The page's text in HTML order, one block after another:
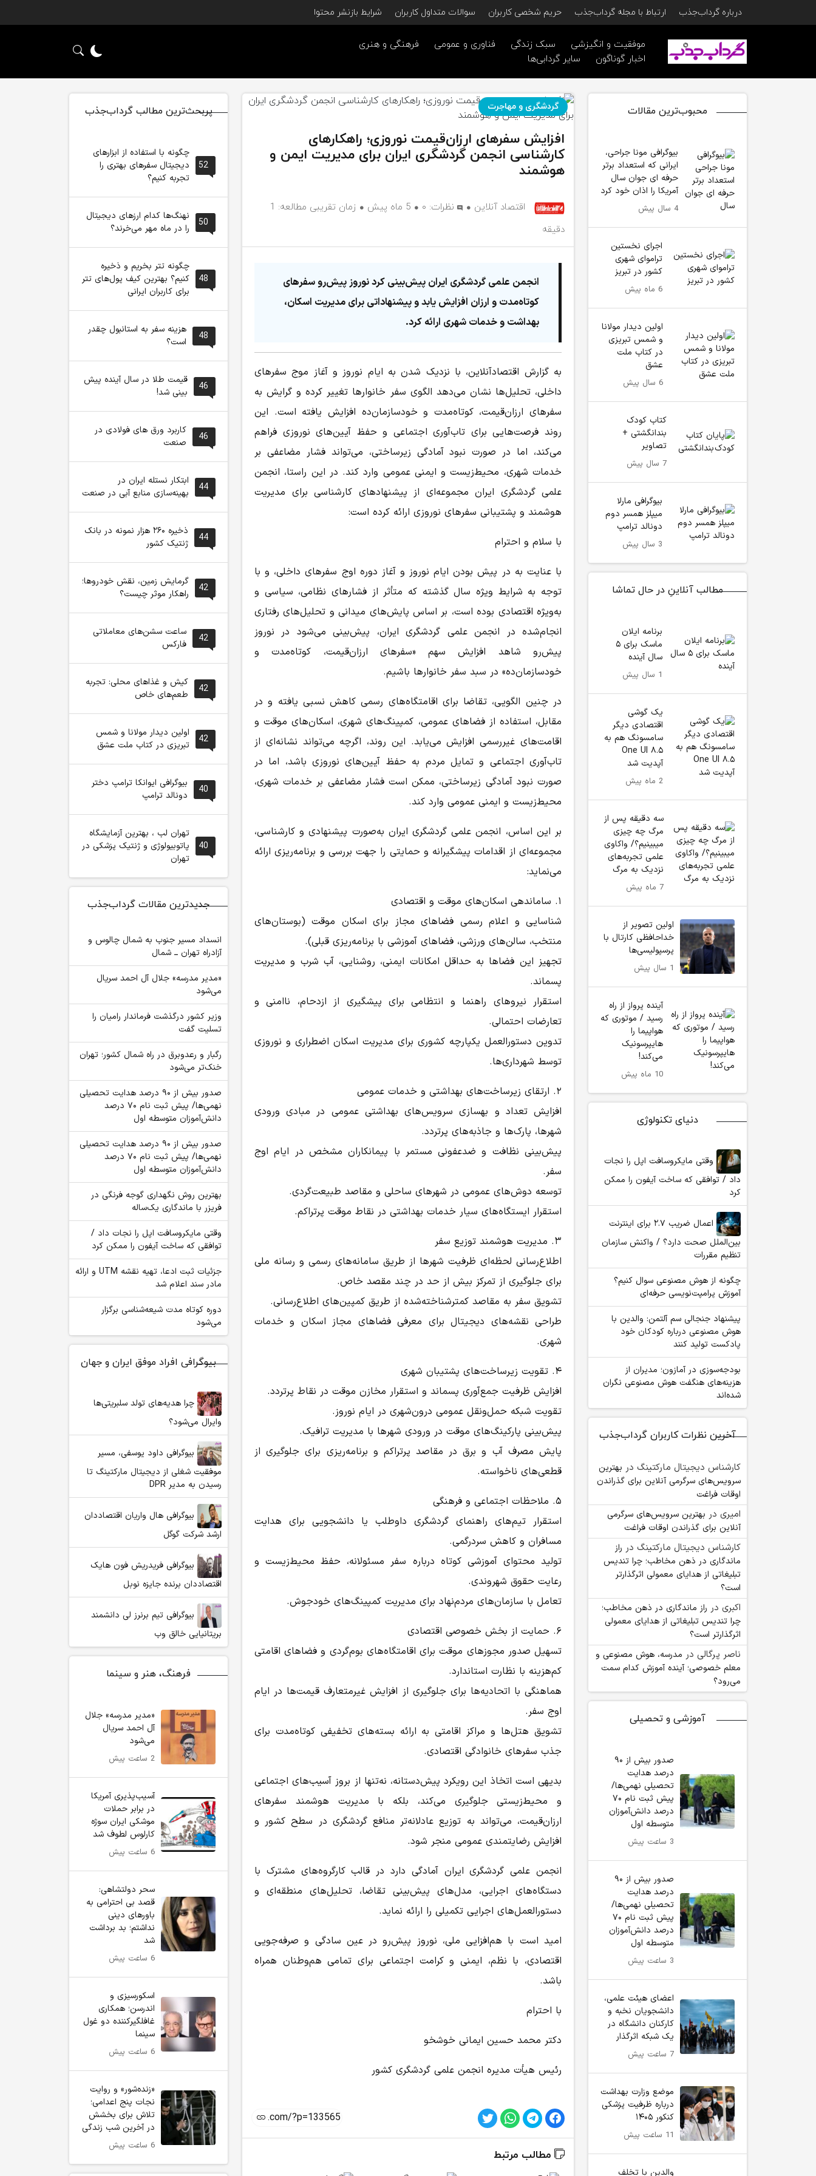
درباره گرداب‌جذب ارتباط با مجله گرداب‌جذب حریم شخصی کاربران سوالات متداول کاربران شرایط بازنشر محتوا
موفقیت و انگیزشی سبک زندگی فناوری و عمومی
فرهنگی و هنری
اخبار گوناگون
سایر گردابی‌ها
محبوب‌ترین مقالات
بیوگرافی مونا جراحی،
ایرانی که استعداد برتر
حرفه ای جوان سال
آمریکا را اذان خود کرد
4 سال پیش
اجرای نخستین
تراموای شهری
کشور در تبریز
6 ماه پیش
اولین دیدار مولانا
و شمس تبریزی
در کتاب ملت
عشق
6 سال پیش
کتاب کودک
بندانگشتی +
تصاویر
7 سال پیش
بیوگرافی مارلا
میپلز همسر دوم
دونالد ترامپ
3 سال پیش
مطالب آنلاینِ در حال تماشا
برنامه ایلان
ماسک برای ۵
سال آینده
1 سال پیش
یک گوشی
اقتصادی دیگر
سامسونگ هم به
One UI ۸.۵
آپدیت شد
2 ماه پیش
سه دقیقه پس از
مرگ چه چیزی
میبینیم؟/ واکاوی
علمی تجربه‌های
نزدیک به مرگ
7 ماه پیش
اولین تصویر از
خداحافظی کارتال با
پرسپولیسی‌ها
1 سال پیش
آینده پرواز از راه
رسید / موتوری که
هواپیما را
هایپرسونیک
می‌کند!
10 ماه پیش
دنیای تکنولوژی
وقتی مایکروسافت اپل را نجات
داد / توافقی که ساخت آیفون را ممکن
کرد
اعمال ضریب ۲.۷ برای اینترنت
بین‌الملل صحت دارد؟ / واکنش سازمان
تنظیم مقررات
چگونه از هوش مصنوعی سوال کنیم؟
آموزش پرامپت‌نویسی حرفه‌ای
پیشنهاد جنجالی سم آلتمن: والدین با
هوش مصنوعی درباره کودکان خود
پادکست تولید کنند
بودجه‌سوزی در آمازون؛ مدیران از
هزینه‌های هنگفت هوش مصنوعی نگران
شده‌اند
آخرین نظرات کاربران گرداب‌جذب
کارشناس دیجیتال مارکتینگ در بهترین
سرویس‌های سرگرمی آنلاین برای گذراندن
اوقات فراغت
امیری در بهترین سرویس‌های سرگرمی
آنلاین برای گذراندن اوقات فراغت
کارشناس دیجیتال مارکتینگ در راز
ماندگاری در ذهن مخاطب؛ چرا تندیس
تبلیغاتی از هدایای معمولی اثرگذارتر
است؟
اکبری در راز ماندگاری در ذهن مخاطب؛
چرا تندیس تبلیغاتی از هدایای معمولی
اثرگذارتر است؟
ناصر پرگالی در مدرسه، هوش مصنوعی و
معلم خصوصی؛ آینده آموزش کدام سمت
می‌رود؟
آموزشی و تحصیلی
صدور بیش از ۹۰
درصد هدایت
تحصیلی نهمی‌ها/
پیش ثبت نام ۷۰
درصد دانش‌آموزان
متوسطه اول
3 ساعت پیش
صدور بیش از ۹۰
درصد هدایت
تحصیلی نهمی‌ها/
پیش ثبت نام ۷۰
درصد دانش‌آموزان
متوسطه اول
3 ساعت پیش
اعضای هیئت علمی،
دانشجویان نخبه و
کارکنان دانشگاه در
یک شبکه‌ اثرگذار
7 ساعت پیش
موضع وزارت بهداشت
درباره ظرفیت پزشکی
کنکور ۱۴۰۵
11 ساعت پیش
والدین با تخلف
گردشگری و مهاجرت
افزایش سفرهای ارزان‌قیمت نوروزی؛ راهکارهای
کارشناسی انجمن گردشگری ایران برای مدیریت ایمن و
هوشمند
اقتصاد آنلاین نظرات: ۰ 5 ماه پیش
زمان تقریبی مطالعه: 1
دقیقه
انجمن علمی گردشگری ایران پیش‌بینی کرد نوروز پیش‌رو سفرهای
کوتاه‌مدت و ارزان افزایش یابد و پیشنهاداتی برای مدیریت اسکان،
بهداشت و خدمات شهری ارائه کرد.
به گزارش اقتصادآنلاین، با نزدیک شدن به ایام نوروز و آغاز موج سفرهای
داخلی، تحلیل‌ها نشان می‌دهد الگوی سفر خانوارها تغییر کرده و گرایش به
سفرهای ارزان‌قیمت، کوتاه‌مدت و خودسازمان‌ده افزایش یافته است. این
روند فرصت‌هایی برای تاب‌آوری اجتماعی و حفظ آیین‌های نوروزی فراهم
می‌کند، اما در صورت نبود آمادگی زیرساختی، می‌تواند فشار مضاعفی بر
خدمات شهری، محیط‌زیست و ایمنی عمومی وارد کند. در این راستا، انجمن
علمی گردشگری ایران مجموعه‌ای از پیشنهادهای کارشناسی برای مدیریت
هوشمند و پشتیبانی سفرهای نوروزی ارائه کرده است:
با سلام و احترام
با عنایت به در پیش بودن ایام نوروز و آغاز دوره اوج سفرهای داخلی، و با
توجه به شرایط ویژه سال گذشته که متأثر از فشارهای نظامی، سیاسی و
به‌ویژه اقتصادی بوده است، بر اساس پایش‌های میدانی و تحلیل‌های رفتاری
انجام‌شده در انجمن علمی گردشگری ایران، پیش‌بینی می‌شود در نوروز
پیش‌رو شاهد افزایش سهم «سفرهای ارزان‌قیمت، کوتاه‌مدت و
خودسازمان‌ده» در سبد سفر خانوارها باشیم.
در چنین الگویی، تقاضا برای اقامتگاه‌های رسمی کاهش نسبی یافته و در
مقابل، استفاده از فضاهای عمومی، کمپینگ‌های شهری، اسکان‌های موقت و
اقامت‌های غیررسمی افزایش می‌یابد. این روند، اگرچه می‌تواند نشانه‌ای از
تاب‌آوری اجتماعی و تمایل مردم به حفظ آیین‌های نوروزی باشد، اما در
صورت نبود آمادگی زیرساختی، ممکن است فشار مضاعفی بر خدمات شهری،
محیط‌زیست و ایمنی عمومی وارد کند.
بر این اساس، انجمن علمی گردشگری ایران به‌صورت پیشنهادی و کارشناسی،
مجموعه‌ای از اقدامات پیشگیرانه و حمایتی را جهت بررسی و برنامه‌ریزی ارائه
می‌نماید:
۱. ساماندهی اسکان‌های موقت و اقتصادی
شناسایی و اعلام رسمی فضاهای مجاز برای اسکان موقت (بوستان‌های
منتخب، سالن‌های ورزشی، فضاهای آموزشی با برنامه‌ریزی قبلی).
تجهیز این فضاها به حداقل امکانات ایمنی، روشنایی، آب شرب و مدیریت
پسماند.
استقرار نیروهای راهنما و انتظامی برای پیشگیری از ازدحام، ناامنی و
تعارضات احتمالی.
تدوین دستورالعمل یکپارچه کشوری برای مدیریت اسکان اضطراری و نوروزی
توسط شهرداری‌ها.
۲. ارتقای زیرساخت‌های بهداشتی و خدمات عمومی
افزایش تعداد و بهسازی سرویس‌های بهداشتی عمومی در مبادی ورودی
شهرها، پارک‌ها و جاذبه‌های پرتردد.
پیش‌بینی نظافت و ضدعفونی مستمر با پیمانکاران مشخص در ایام اوج
سفر.
توسعه دوش‌های عمومی در شهرهای ساحلی و مقاصد طبیعت‌گردی.
استقرار ایستگاه‌های سیار خدمات بهداشتی در نقاط موقت پرتراکم.
۳. مدیریت هوشمند توزیع سفر
اطلاع‌رسانی لحظه‌ای ظرفیت شهرها از طریق سامانه‌های رسمی و رسانه ملی
برای جلوگیری از تمرکز بیش از حد در چند مقصد خاص.
تشویق سفر به مقاصد کمترشناخته‌شده از طریق کمپین‌های اطلاع‌رسانی.
طراحی نقشه‌های دیجیتال برای معرفی فضاهای مجاز اسکان و خدمات
شهری.
۴. تقویت زیرساخت‌های پشتیبان شهری
افزایش ظرفیت جمع‌آوری پسماند و استقرار مخازن موقت در نقاط پرتردد.
تقویت شبکه حمل‌ونقل عمومی درون‌شهری در ایام نوروز.
پیش‌بینی پارکینگ‌های موقت در ورودی شهرها با مدیریت ترافیک.
پایش مصرف آب و برق در مقاصد پرتراکم و برنامه‌ریزی برای جلوگیری از
قطعی‌های ناخواسته.
۵. ملاحظات اجتماعی و فرهنگی
استقرار تیم‌های راهنمای گردشگری داوطلب یا دانشجویی برای هدایت
مسافران و کاهش سردرگمی.
تولید محتوای آموزشی کوتاه درباره سفر مسئولانه، حفظ محیط‌زیست و
رعایت حقوق شهروندی.
تعامل با سازمان‌های مردم‌نهاد برای مدیریت کمپینگ‌های خودجوش.
۶. حمایت از بخش خصوصی اقتصادی
تسهیل صدور مجوزهای موقت برای اقامتگاه‌های بوم‌گردی و فضاهای اقامتی
کم‌هزینه با نظارت استاندارد.
هماهنگی با اتحادیه‌ها برای جلوگیری از افزایش غیرمتعارف قیمت‌ها در ایام
اوج سفر.
تشویق هتل‌ها و مراکز اقامتی به ارائه بسته‌های تخفیفی کوتاه‌مدت برای
جذب سفرهای خانوادگی اقتصادی.
بدیهی است اتخاذ این رویکرد پیش‌دستانه، نه‌تنها از بروز آسیب‌های اجتماعی
و محیط‌زیستی جلوگیری می‌کند، بلکه با مدیریت هوشمند سفرهای
ارزان‌قیمت، می‌تواند به توزیع عادلانه‌تر منافع گردشگری در سطح کشور و
افزایش رضایتمندی عمومی منجر شود.
انجمن علمی گردشگری ایران آمادگی دارد در قالب کارگروه‌های مشترک با
دستگاه‌های اجرایی، مدل‌های پیش‌بینی تقاضا، تحلیل‌های منطقه‌ای و
دستورالعمل‌های اجرایی تکمیلی را ارائه نماید.
امید است با هم‌افزایی ملی، نوروز پیش‌رو در عین سادگی و صرفه‌جویی
اقتصادی، با نظم، ایمنی و کرامت اجتماعی برای تمامی هم‌وطنان همراه
باشد.
با احترام
دکتر محمد حسین ایمانی خوشخو
رئیس هیأت مدیره انجمن علمی گردشگری کشور
مطالب مرتبط
پربحث‌ترین مطالب گرداب‌جذب
52
چگونه با استفاده از ابزارهای
دیجیتال سفرهای بهتری را
تجربه کنیم؟
50
نهنگ‌ها کدام ارزهای دیجیتال
را در ماه مهر می‌خرند؟
48
چگونه تتر بخریم و ذخیره
کنیم؟ بهترین کیف پول‌های تتر
برای کاربران ایرانی
48
هزینه سفر به استانبول چقدر
است؟
46
قیمت طلا در سال آینده پیش
بینی شد!
46
کاربرد ورق های فولادی در
صنعت
44
ابتکار نستله ایران در
بهینه‌سازی منابع آبی در صنعت
44
ذخیره ۲۶۰ هزار نمونه در بانک
ژنتیک کشور
42
گرمایش زمین، نقش خودروها؛
راهکار موثر چیست؟
42
ساعت سشن‌های معاملاتی
فارکس
42
کیش و غذاهای محلی: تجربه
طعم‌های خاص
42
اولین دیدار مولانا و شمس
تبریزی در کتاب ملت عشق
40
بیوگرافی ایوانکا ترامپ دختر
دونالد ترامپ
40
تهران لب ، بهترین آزمایشگاه
پاتوبیولوژی و ژنتیک پزشکی در
تهران
جدیدترین مقالات گرداب‌جذب
انسداد مسیر جنوب به شمال چالوس و
آزادراه تهران ــ شمال
«مدیر مدرسه» جلال آل احمد سریال
می‌شود
وزیر کشور درگذشت فرماندار رامیان را
تسلیت گفت
رگبار و رعدوبرق در راه شمال کشور؛ تهران
خنک‌تر می‌شود
صدور بیش از ۹۰ درصد هدایت تحصیلی
نهمی‌ها/ پیش ثبت نام ۷۰ درصد
دانش‌آموزان متوسطه اول
صدور بیش از ۹۰ درصد هدایت تحصیلی
نهمی‌ها/ پیش ثبت نام ۷۰ درصد
دانش‌آموزان متوسطه اول
بهترین روش نگهداری گوجه فرنگی در
فریزر با ماندگاری یک‌ساله
وقتی مایکروسافت اپل را نجات داد /
توافقی که ساخت آیفون را ممکن کرد
جزئیات ثبت ادعا، تهیه نقشه UTM و ارائه
مادر سند اعلام شد
دوره کوتاه مدت شیعه‌شناسی برگزار
می‌شود
بیوگرافی افراد موفق ایران و جهان
چرا هدیه‌های تولد سلبریتی‌ها
وایرال می‌شود؟
بیوگرافی داود یوسفی، مسیر
موفقیت شغلی از دیجیتال مارکتینگ تا
رسیدن به مدیر DPR
بیوگرافی هال واریان اقتصاددان
ارشد شرکت گوگل
بیوگرافی فریدریش فون هایک
اقتصاددان برنده جایزه نوبل
بیوگرافی تیم برنرز لی دانشمند
بریتانیایی خالق وب
فرهنگ، هنر و سینما
«مدیر مدرسه» جلال
آل احمد سریال
می‌شود
2 ساعت پیش
آسیب‌پذیری آمریکا
در برابر حملات
موشکی ایران سوژه
کارلوس لطوف شد
6 ساعت پیش
سحر دولتشاهی:
قصد بی احترامی به
باورهای دینی
نداشتم؛ بد برداشت
شد
6 ساعت پیش
اسکورسیزی و
اندرسن؛ همکاری
غافلگیرکننده دو غول
سینما
6 ساعت پیش
«زنده‌شور» و روایت
نجات پنج اعدامی؛
تلاش برای بخشش
در آخرین شب زندگی
6 ساعت پیش